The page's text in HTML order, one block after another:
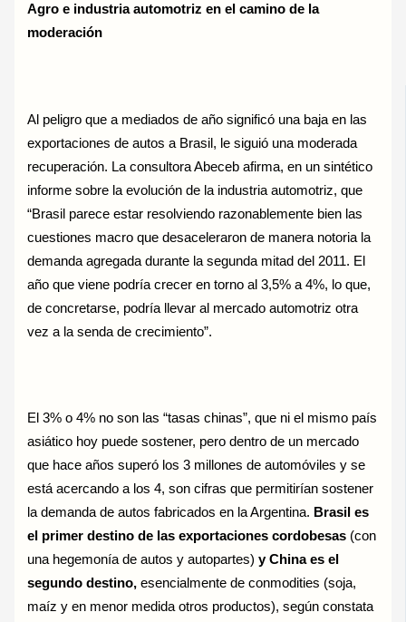
Agro e industria automotriz en el camino de la
moderación
Al peligro que a mediados de año significó una baja en las
exportaciones de autos a Brasil, le siguió una moderada
recuperación. La consultora Abeceb afirma, en un sintético
informe sobre la evolución de la industria automotriz, que
“Brasil parece estar resolviendo razonablemente bien las
cuestiones macro que desaceleraron de manera notoria la
demanda agregada durante la segunda mitad del 2011. El
año que viene podría crecer en torno al 3,5% a 4%, lo que,
de concretarse, podría llevar al mercado automotriz otra
vez a la senda de crecimiento”.
El 3% o 4% no son las “tasas chinas”, que ni el mismo país
asiático hoy puede sostener, pero dentro de un mercado
que hace años superó los 3 millones de automóviles y se
está acercando a los 4, son cifras que permitirían sostener
la demanda de autos fabricados en la Argentina. Brasil es
el primer destino de las exportaciones cordobesas (con
una hegemonía de autos y autopartes)y China es el
segundo destino, esencialmente de conmodities (soja,
maíz y en menor medida otros productos), según constata